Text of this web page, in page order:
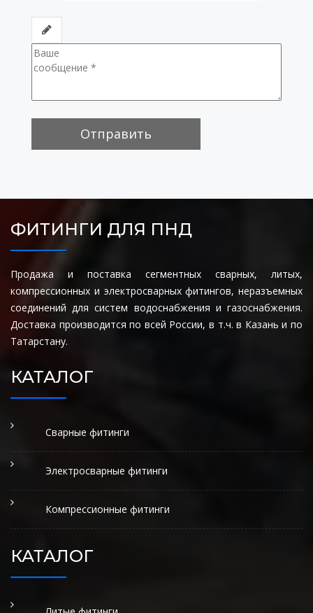
Отправить
ФИТИНГИ ДЛЯ ПНД
Продажа и поставка сегментных сварных, литых,
компрессионных и электросварных фитингов, неразъемных
соединений для систем водоснабжения и газоснабжения.
Доставка производится по всей России, в т.ч. в Казань и по
Татарстану.
КАТАЛОГ
Сварные фитинги
Электросварные фитинги
Компрессионные фитинги
КАТАЛОГ